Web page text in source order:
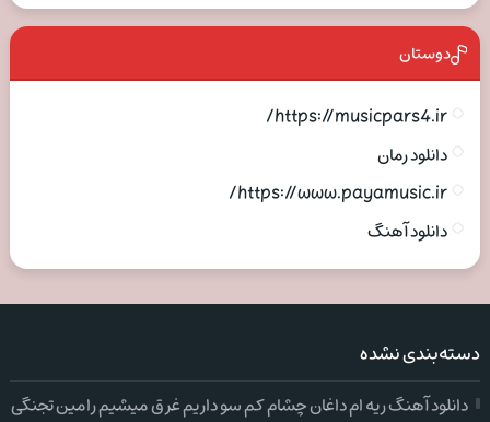
دوستان
https://musicpars4.ir/
دانلود رمان
https://www.payamusic.ir/
دانلود آهنگ
دسته‌بندی نشده
دانلود آهنگ ریه ام داغان چشام کم سو داریم غرق میشیم رامین تجنگی